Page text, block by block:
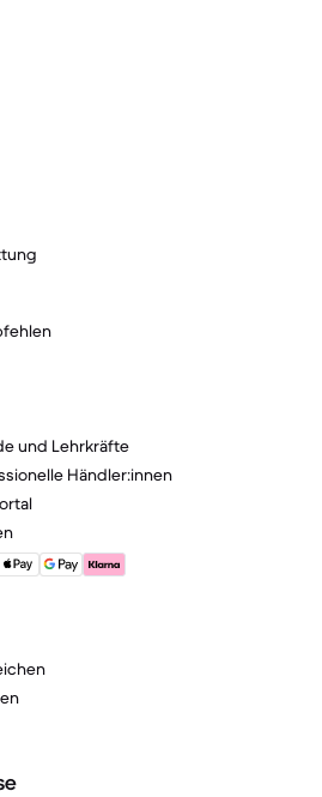
und Lehrkräfte
Händler:innen